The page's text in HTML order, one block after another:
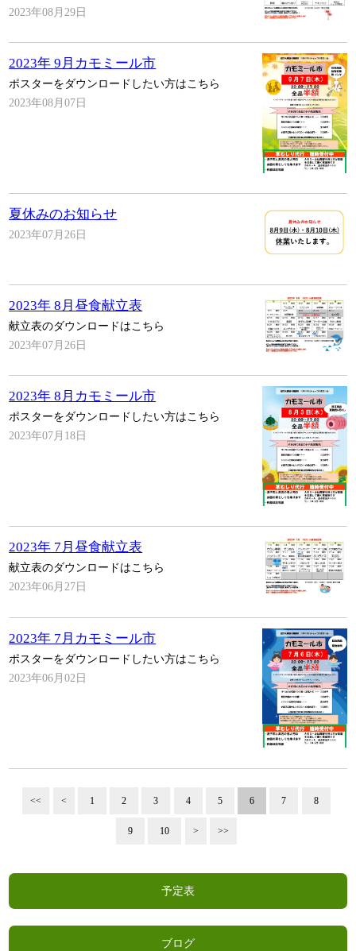
2023年08月29日
2023年 9月カモミール市
ポスターをダウンロードしたい方はこちら
2023年08月07日
夏休みのお知らせ
2023年07月26日
2023年 8月昼食献立表
献立表のダウンロードはこちら
2023年07月26日
2023年 8月カモミール市
ポスターをダウンロードしたい方はこちら
2023年07月18日
2023年 7月昼食献立表
献立表のダウンロードはこちら
2023年06月27日
2023年 7月カモミール市
ポスターをダウンロードしたい方はこちら
2023年06月02日
<< < 1 2 3 4 5 6 7 8
9 10 > >>
予定表
ブログ